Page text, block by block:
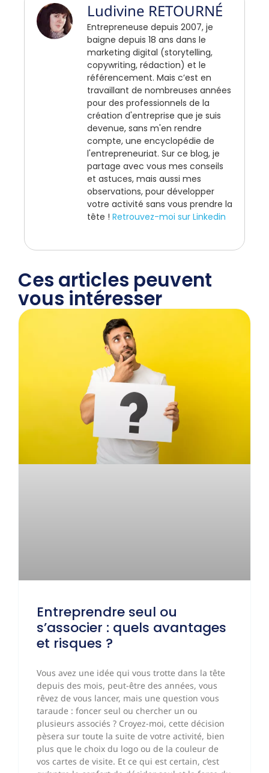
Ludivine RETOURNÉ
Entrepreneuse depuis 2007, je
baigne depuis 18 ans dans le
marketing digital (storytelling,
copywriting, rédaction) et le
référencement. Mais c’est en
travaillant de nombreuses années
pour des professionnels de la
création d'entreprise que je suis
devenue, sans m'en rendre
compte, une encyclopédie de
l'entrepreneuriat. Sur ce blog, je
partage avec vous mes conseils
et astuces, mais aussi mes
observations, pour développer
votre activité sans vous prendre la
tête ! Retrouvez-moi sur Linkedin
Ces articles peuvent
vous intéresser​
Entreprendre seul ou
s’associer : quels avantages
et risques ?
Vous avez une idée qui vous trotte dans la tête
depuis des mois, peut-être des années, vous
rêvez de vous lancer, mais une question vous
taraude : foncer seul ou chercher un ou
plusieurs associés ? Croyez-moi, cette décision
pèsera sur toute la suite de votre activité, bien
plus que le choix du logo ou de la couleur de
vos cartes de visite. Et ce qui est certain, c’est